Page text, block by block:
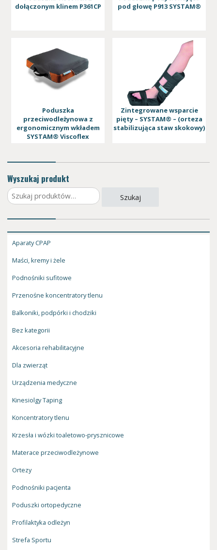
dołączonym klinem P361CP
pod głowę P913 SYSTAM®
Poduszka
przeciwodleżynowa z
ergonomicznym wkładem
SYSTAM® Viscoflex
Zintegrowane wsparcie
pięty – SYSTAM® – (orteza
stabilizująca staw skokowy)
Wyszukaj produkt
Szukaj: Szukaj
Aparaty CPAP
Maści, kremy i żele
Podnośniki sufitowe
Przenośne koncentratory tlenu
Balkoniki, podpórki i chodziki
Bez kategorii
Akcesoria rehabilitacyjne
Dla zwierząt
Urządzenia medyczne
Kinesiolgy Taping
Koncentratory tlenu
Krzesła i wózki toaletowo-prysznicowe
Materace przeciwodleżynowe
Ortezy
Podnośniki pacjenta
Poduszki ortopedyczne
Profilaktyka odleżyn
Strefa Sportu